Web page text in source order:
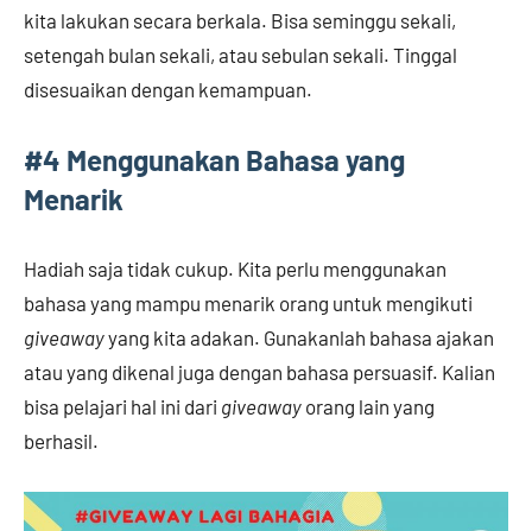
kita lakukan secara berkala. Bisa seminggu sekali,
setengah bulan sekali, atau sebulan sekali. Tinggal
disesuaikan dengan kemampuan.
#4 Menggunakan Bahasa yang
Menarik
Hadiah saja tidak cukup. Kita perlu menggunakan
bahasa yang mampu menarik orang untuk mengikuti
giveawayyang kita adakan. Gunakanlah bahasa ajakan
atau yang dikenal juga dengan bahasa persuasif. Kalian
bisa pelajari hal ini dari giveaway orang lain yang
berhasil.